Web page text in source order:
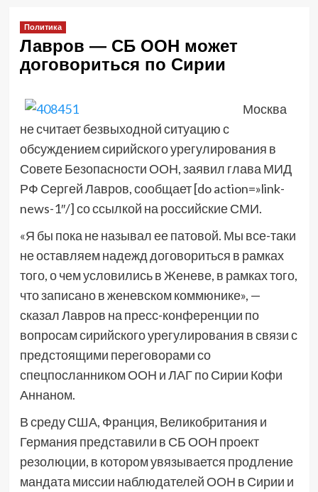
Политика
Лавров — СБ ООН может
договориться по Сирии
Москва
не считает безвыходной ситуацию с
обсуждением сирийского урегулирования в
Совете Безопасности ООН, заявил глава МИД
РФ Сергей Лавров, сообщает [do action=»link-
news-1″/] со ссылкой на российские СМИ.
«Я бы пока не называл ее патовой. Мы все-таки
не оставляем надежд договориться в рамках
того, о чем условились в Женеве, в рамках того,
что записано в женевском коммюнике», —
сказал Лавров на пресс-конференции по
вопросам сирийского урегулирования в связи с
предстоящими переговорами со
спецпосланником ООН и ЛАГ по Сирии Кофи
Аннаном.
В среду США, Франция, Великобритания и
Германия представили в СБ ООН проект
резолюции, в котором увязывается продление
мандата миссии наблюдателей ООН в Сирии и